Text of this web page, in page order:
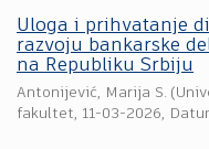
Uloga i prihvatanje
razvoju bankarske
na Republiku Srbiju
Antonijević, Marija S. (
fakultet, 11-03-2026,